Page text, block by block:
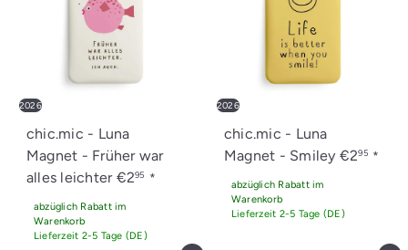
2026
chic.mic - Luna
Magnet - Früher war
alles leichter €295 *
abzüglich Rabatt im
Warenkorb
Lieferzeit 2-5 Tage (DE)
2026
chic.mic - Luna
Magnet - Smiley €295 *
abzüglich Rabatt im
Warenkorb
Lieferzeit 2-5 Tage (DE)